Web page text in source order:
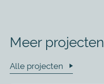
Meer projecten
Alle projecten